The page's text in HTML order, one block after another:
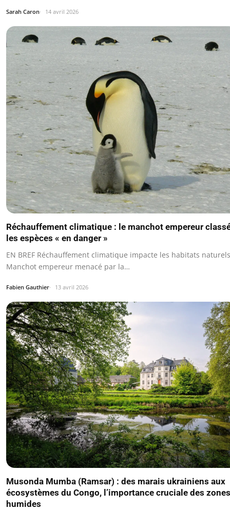
Sarah Caron 14 avril 2026
Réchauffement climatique : le manchot empereur
les espèces « en danger »
EN BREF Réchauffement climatique impacte les habitats
Manchot empereur menacé par la…
Fabien Gauthier 13 avril 2026
Musonda Mumba (Ramsar) : des marais ukrainiens aux
écosystèmes du Congo, l’importance cruciale des zones
humides